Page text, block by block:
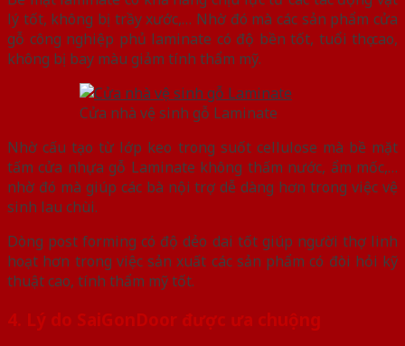
lý tốt, không bị trầy xước,… Nhờ đó mà các sản phẩm cửa
gỗ công nghiệp phủ laminate có độ bền tốt, tuổi thọ cao,
không bị bay màu giảm tính thẩm mỹ.
Cửa nhà vệ sinh gỗ Laminate
Nhờ cấu tạo từ lớp keo trong suốt cellulose mà bề mặt
tấm cửa nhựa gỗ Laminate không thấm nước, ẩm mốc,…
nhờ đó mà giúp các bà nội trợ dễ dàng hơn trong việc vệ
sinh lau chùi.
Dòng post forming có độ dẻo dai tốt giúp người thợ linh
hoạt hơn trong việc sản xuất các sản phẩm có đòi hỏi kỹ
thuật cao, tính thẩm mỹ tốt.
4. Lý do SaiGonDoor được ưa chuộng